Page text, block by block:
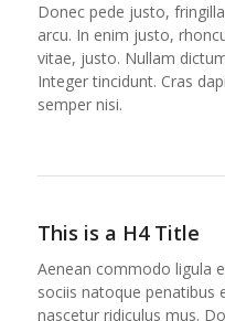
Donec pede justo,
arcu. In enim justo,
vitae, justo. Nullam
Integer tincidunt. Cras
semper nisi.
This is a H4 Title
Aenean commodo ligula
sociis natoque penatibus
nascetur ridiculus mus.